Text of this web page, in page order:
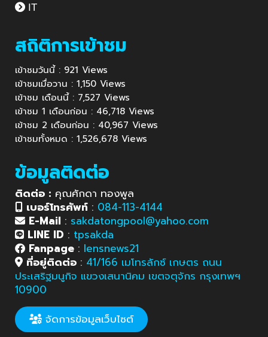
IT
สถิติการเข้าชม
เข้าชมวันนี้ : 921 Views
เข้าชมเมื่อวาน : 1,150 Views
เข้าชม เดือนนี้ : 7,527 Views
เข้าชม 1 เดือนก่อน : 46,718 Views
เข้าชม 2 เดือนก่อน : 40,967 Views
เข้าชมทั้งหมด : 1,526,678 Views
ข้อมูลติดต่อ
ติดต่อ : คุณศักดา ทองพูล
เบอร์โทรศัพท์ : 084-113-4144
E-Mail : sakdatongpool@yahoo.com
LINE ID : tpsakda
Fanpage : lensnews21
ที่อยู่ติดต่อ : 41/166 เมโทรลักซ์ เกษตร ถนน
ประเสริฐมนูกิจ แขวงเสนานิคม เขตจตุจักร กรุงเทพฯ
10900
จัดการข้อมูลเว็บไซต์